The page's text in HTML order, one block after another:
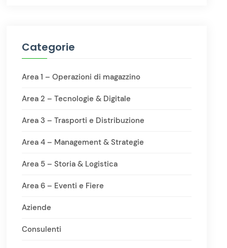
Categorie
Area 1 – Operazioni di magazzino
Area 2 – Tecnologie & Digitale
Area 3 – Trasporti e Distribuzione
Area 4 – Management & Strategie
Area 5 – Storia & Logistica
Area 6 – Eventi e Fiere
Aziende
Consulenti